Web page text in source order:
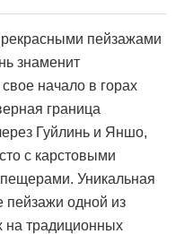
пейзажами
знаменит
начало в горах
граница
Гуйлинь и Яншо,
с карстовыми
Уникальная
пейзажи одной из
на традиционных